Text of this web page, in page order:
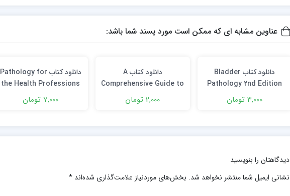
عناوین مشابه ای که ممکن است مورد پسند شما باشد:
دانلود کتاب Bladder
Pathology 2nd Edition
3,000 تومان
دانلود كتاب A
Comprehensive Guide to
Core Needle Biopsies of
the Breast 2nd Edition
2,000 تومان
دانلود کتاب Pathology for
the Health Professions
6th Edition
7,000 تومان
دیدگاهتان را بنویسید
نشانی ایمیل شما منتشر نخواهد شد. بخش‌های موردنیاز علامت‌گذاری شده‌اند*